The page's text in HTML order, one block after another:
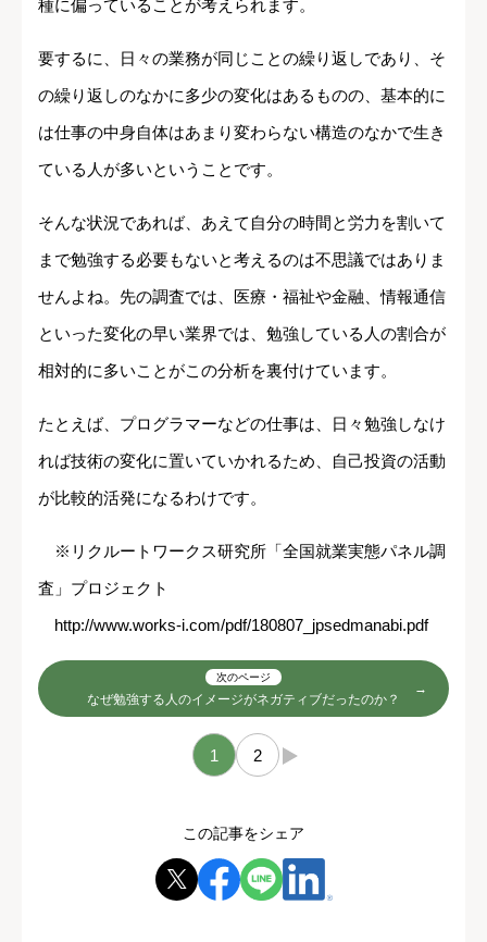
種に偏っていることが考えられます。
要するに、日々の業務が同じことの繰り返しであり、そ
の繰り返しのなかに多少の変化はあるものの、基本的に
は仕事の中身自体はあまり変わらない構造のなかで生き
ている人が多いということです。
そんな状況であれば、あえて自分の時間と労力を割いて
まで勉強する必要もないと考えるのは不思議ではありま
せんよね。先の調査では、医療・福祉や金融、情報通信
といった変化の早い業界では、勉強している人の割合が
相対的に多いことがこの分析を裏付けています。
たとえば、プログラマーなどの仕事は、日々勉強しなけ
れば技術の変化に置いていかれるため、自己投資の活動
が比較的活発になるわけです。
※リクルートワークス研究所「全国就業実態パネル調
査」プロジェクト
http://www.works-i.com/pdf/180807_jpsedmanabi.pdf
次のページ
なぜ勉強する人のイメージがネガティブだったのか？
1 2 →
この記事をシェア